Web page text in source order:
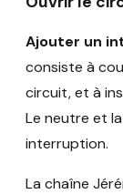
Ajouter un
consiste à
circuit, et à
Le neutre et
interruption.
La chaîne